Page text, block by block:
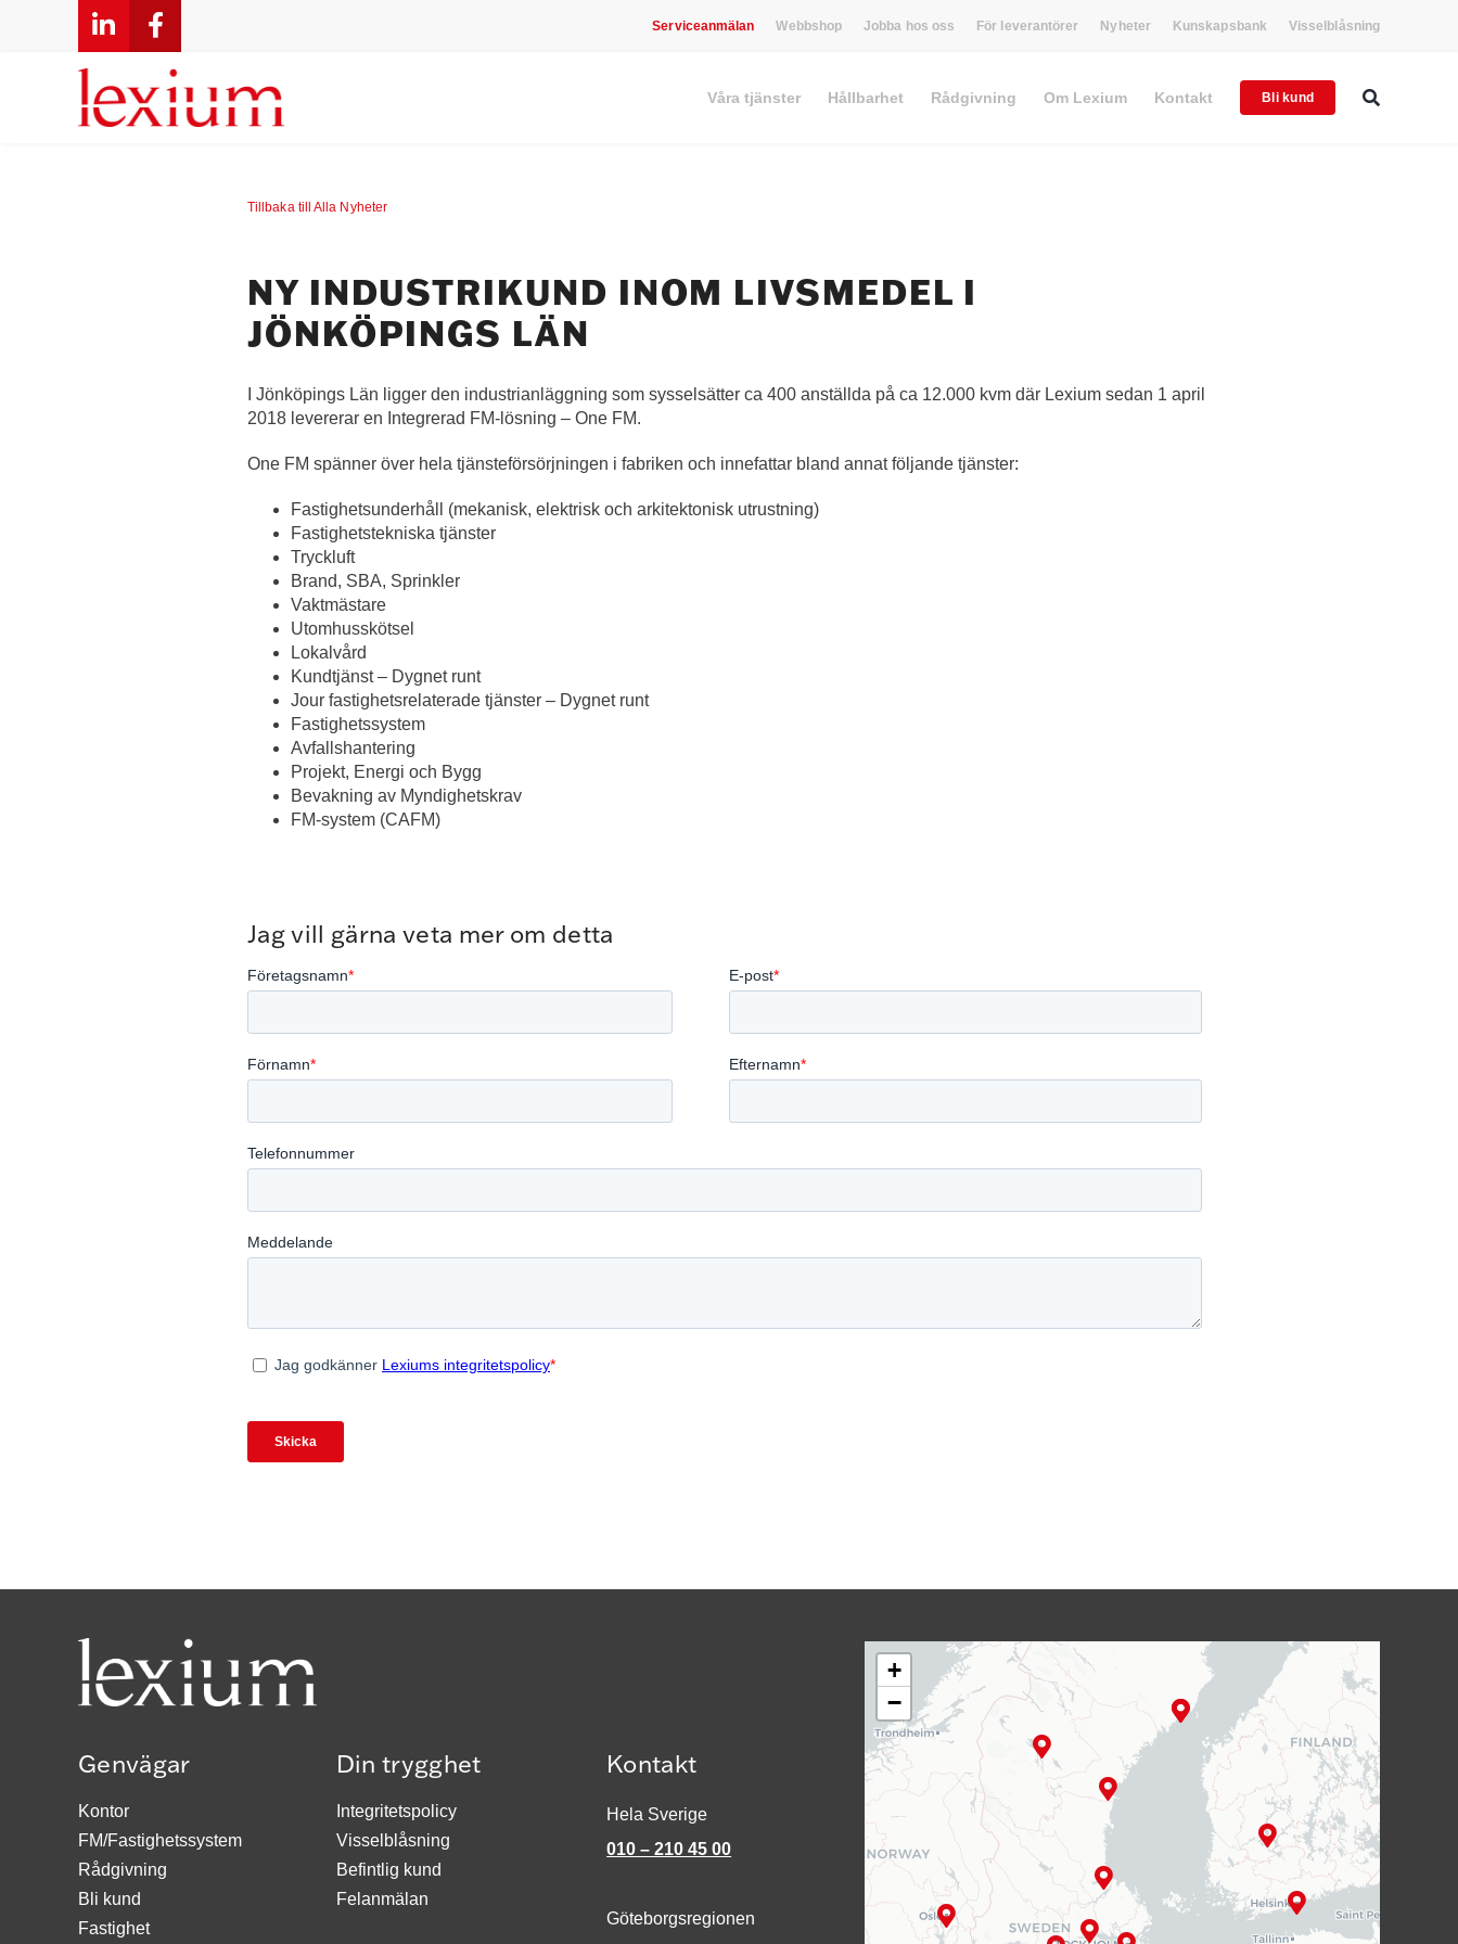
Serviceanmälan Webbshop Jobba hos oss För leverantörer Nyheter Kunskapsbank Visselblåsning
Våra tjänster Hållbarhet Rådgivning Om Lexium Kontakt Bli kund
Tillbaka till Alla Nyheter
NY INDUSTRIKUND INOM LIVSMEDEL I
JÖNKÖPINGS LÄN
I Jönköpings Län ligger den industrianläggning som sysselsätter ca 400 anställda på ca 12.000 kvm där Lexium sedan 1 april
2018 levererar en Integrerad FM-lösning – One FM.
One FM spänner över hela tjänsteförsörjningen i fabriken och innefattar bland annat följande tjänster:
Fastighetsunderhåll (mekanisk, elektrisk och arkitektonisk utrustning)
Fastighetstekniska tjänster
Tryckluft
Brand, SBA, Sprinkler
Vaktmästare
Utomhusskötsel
Lokalvård
Kundtjänst – Dygnet runt
Jour fastighetsrelaterade tjänster – Dygnet runt
Fastighetssystem
Avfallshantering
Projekt, Energi och Bygg
Bevakning av Myndighetskrav
FM-system (CAFM)
Jag vill gärna veta mer om detta
Genvägar
Kontor
FM/Fastighetssystem
Rådgivning
Bli kund
Fastighet
Din trygghet
Integritetspolicy
Visselblåsning
Befintlig kund
Felanmälan
Kontakt
Hela Sverige
010 – 210 45 00
Göteborgsregionen
+
−